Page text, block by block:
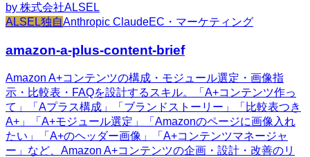
by 株式会社ALSEL
ALSEL独自Anthropic ClaudeEC・マーケティング
amazon-a-plus-content-brief
Amazon A+コンテンツの構成・モジュール選定・画像指
示・比較表・FAQを設計するスキル。「A+コンテンツ作っ
て」「Aプラス構成」「ブランドストーリー」「比較表つき
A+」「A+モジュール選定」「Amazonのページに画像入れ
たい」「A+のヘッダー画像」「A+コンテンツマネージャ
ー」など、Amazon A+コンテンツの企画・設計・改善のリ